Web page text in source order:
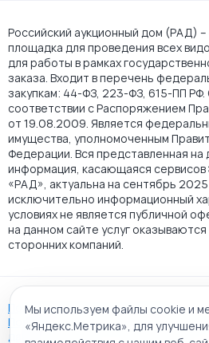
Российский аукционный дом (РАД)
площадка для проведения всех
для работы в рамках
заказа. Входит в перечень
закупкам: 44-ФЗ, 223-ФЗ, 615-ПП
соответствии с Распоряжением
от 19.08.2009. Является
имущества, уполномоченным
Федерации. Вся представленная на
информация, касающаяся сервисов
«РАД», актуальна на сентябрь
исключительно информационный
условиях не является публичной
на данном сайте услуг
сторонних компаний.
Пользовательское соглашение
Политика АО "РАД" в отношении
данных
Мы используем файлы cookie и
«Яндекс.Метрика», для